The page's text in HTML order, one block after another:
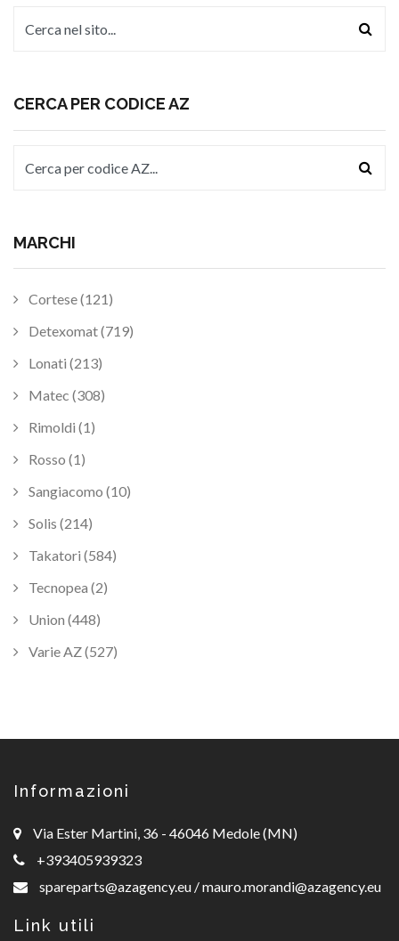
CERCA PER CODICE AZ
MARCHI
Cortese (121)
Detexomat (719)
Lonati (213)
Matec (308)
Rimoldi (1)
Rosso (1)
Sangiacomo (10)
Solis (214)
Takatori (584)
Tecnopea (2)
Union (448)
Varie AZ (527)
Informazioni
Via Ester Martini, 36 - 46046 Medole (MN)
+393405939323
spareparts@azagency.eu /mauro.morandi@azagency.eu
Link utili